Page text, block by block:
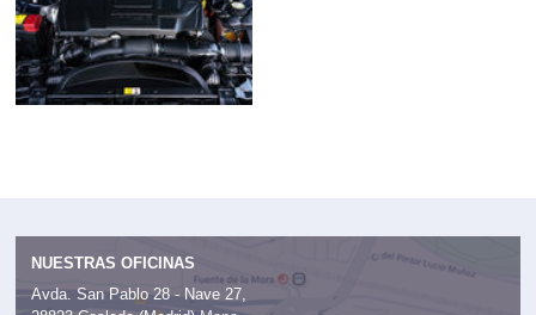
NUESTRAS OFICINAS
Avda. San Pablo 28 - Nave 27,